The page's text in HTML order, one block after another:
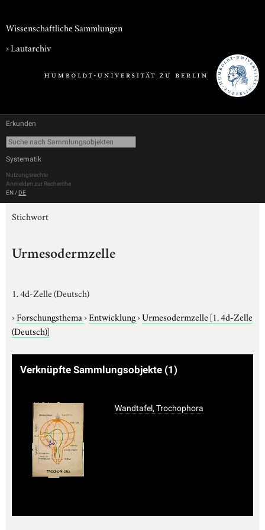
Wissenschaftliche Sammlungen
›Lautarchiv
Erkunden
Systematik
Nutzungsrechte
Anmelden zur Recherche
EN / DE
Stichwort
Urmesodermzelle
1. 4d-Zelle (Deutsch)
›Forschungsthema›Entwicklung›Urmesodermzelle [1. 4d-Zelle
(Deutsch)]
Verknüpfte Sammlungsobjekte (1)
Wandtafel, Trochophora